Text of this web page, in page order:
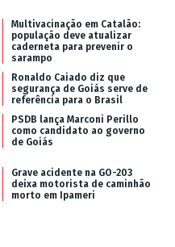
Multivacinação em Catalão:
população deve atualizar
caderneta para prevenir o
sarampo
Ronaldo Caiado diz que
segurança de Goiás serve de
referência para o Brasil
PSDB lança Marconi Perillo
como candidato ao governo
de Goiás
Grave acidente na GO-203
deixa motorista de caminhão
morto em Ipameri